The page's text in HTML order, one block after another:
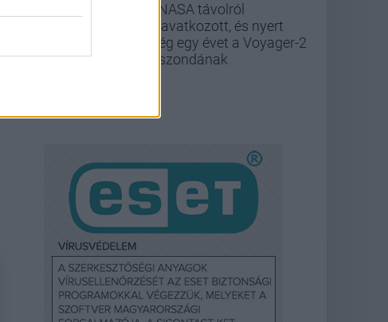
A NASA távolról
beavatkozott, és nyert
még egy évet a Voyager-2
űrszondának